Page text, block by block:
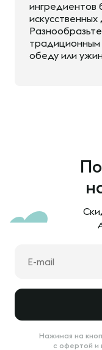
ингредиентов
традиционным
обеду или
Нажимая на
с офертой и